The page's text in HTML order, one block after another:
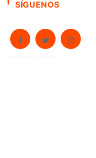
SÍGUENOS